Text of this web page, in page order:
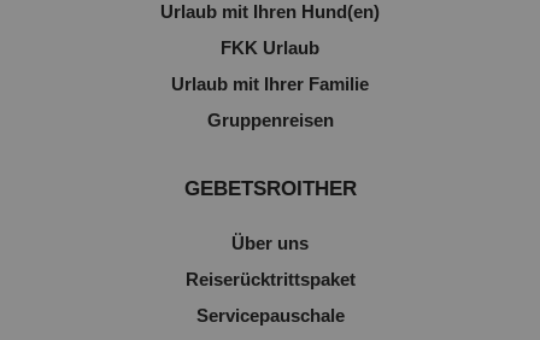
Urlaub mit Ihren Hund(en)
FKK Urlaub
Urlaub mit Ihrer Familie
Gruppenreisen
GEBETSROITHER
Über uns
Reiserücktrittspaket
Servicepauschale